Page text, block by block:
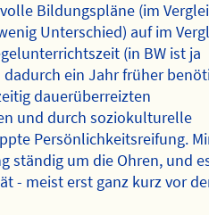
Bildungspläne (im
Unterschied) auf im
(in BW ist ja
dadurch ein Jahr früher
dauerüberreizten
und durch soziokulturelle
Persönlichkeitsreifung.
ständig um die Ohren, und
- meist erst ganz kurz vor